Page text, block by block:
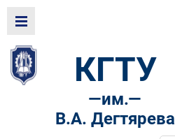
КГТУ
—им.—
В.А. Дегтярева